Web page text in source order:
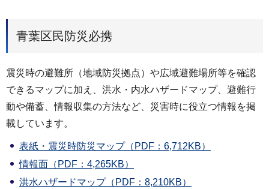
青葉区民防災必携
震災時の避難所（地域防災拠点）や広域避難場所等を確認
できるマップに加え、洪水・内水ハザードマップ、避難行
動や備蓄、情報収集の方法など、災害時に役立つ情報を掲
載しています。
表紙・震災時防災マップ（PDF：6,712KB）
情報面（PDF：4,265KB）
洪水ハザードマップ（PDF：8,210KB）